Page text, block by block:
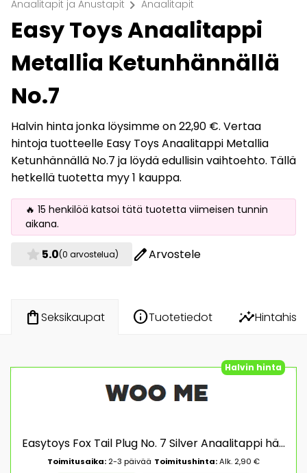
Anaalitapit ja Anustapit chevron_right Anaalitapit
Easy Toys Anaalitappi
Metallia Ketunhännällä
No.7
Halvin hinta jonka löysimme on 22,90 €. Vertaa
hintoja tuotteelle Easy Toys Anaalitappi Metallia
Ketunhännällä No.7 ja löydä edullisin vaihtoehto. Tällä
hetkellä tuotetta myy 1 kauppa.
🔥 15 henkilöä katsoi tätä tuotetta viimeisen tunnin
aikana.
star 5.0(0 arvostelua) editArvostele
shopping_bagSeksikaupat infoTuotetiedot insights
Halvin hinta
Easytoys Fox Tail Plug No. 7 Silver Anaalitappi hännällä
Toimitusaika: 2-3 päivää Toimitushinta:Alk. 2,90 €